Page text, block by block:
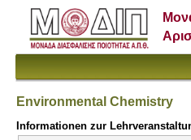
Environmental Chemistry
Informationen zur